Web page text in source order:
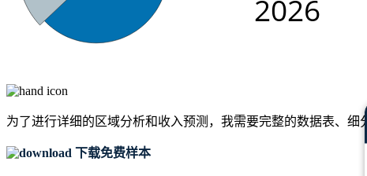
为了进行详细的区域分析和收入预测，我需要完整的数据表、细
下载免费样本